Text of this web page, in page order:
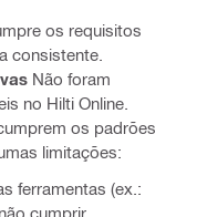
os requisitos
consistente.
Não foram
no Hilti Online.
os padrões
limitações:
ferramentas (ex.:
cumprir